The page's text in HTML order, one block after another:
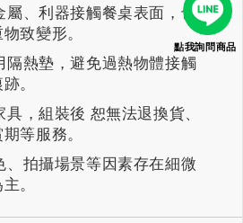
屬、利器接觸餐桌表面，也
致變形。
隔熱墊，避免過熱物體接觸
。
，組裝後 恕無法退換貨、
等服務。
、拍攝場景等因素存在細微
。
點我詢問商品